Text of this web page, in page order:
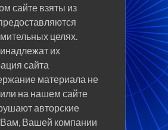
сайте взяты из
целях.
их
сайта
материала не
на нашем сайте
авторские
Вашей компании